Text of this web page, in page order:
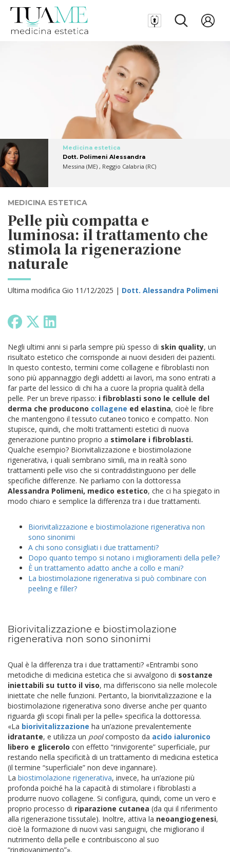
Medicina estetica
Dott. Polimeni Alessandra
Messina (ME) , Reggio Calabria (RC)
MEDICINA ESTETICA
Pelle più compatta e
luminosa: il trattamento che
stimola la rigenerazione
naturale
Ultima modifica Gio 11/12/2025 | Dott. Alessandra Polimeni
Negli ultimi anni si parla sempre più spesso di skin quality, un
risultato estetico che corrisponde ai nuovi desideri dei pazienti.
In questo contesto, termini come collagene e fibroblasti non
sono più appannaggio degli addetti ai lavori, ma sono entrati a
far parte del lessico di chi ha a cuore la propria qualità della
pelle. Per un breve ripasso: i fibroblasti sono le cellule del
derma che producono collagene ed elastina, cioè le fibre
che mantengono il tessuto cutaneo tonico e compatto. Non
stupisce, quindi, che molti trattamenti estetici di nuova
generazione puntino proprio a stimolare i fibroblasti.
Qualche esempio? Biorivitalizzazione e biostimolazione
rigenerativa, i quali sembrano simili, ma in realtà sono
trattamenti pelle viso che si contraddistinguono per delle
specifiche differenze. Ne parliamo con la dottoressa
Alessandra Polimeni, medico estetico, che ci ha spiegato in
modo chiaro e semplice la differenza tra i due trattamenti.
Biorivitalizzazione e biostimolazione rigenerativa non
sono sinonimi
A chi sono consigliati i due trattamenti?
Dopo quanto tempo si notano i miglioramenti della pelle?
È un trattamento adatto anche a collo e mani?
La biostimolazione rigenerativa si può combinare con
peeling e filler?
Biorivitalizzazione e biostimolazione
rigenerativa non sono sinonimi
Qual è la differenza tra i due trattamenti? «Entrambi sono
metodiche di medicina estetica che si avvalgono di sostanze
iniettabili su tutto il viso, ma differiscono sia nelle molecole
iniettate che nelle funzioni. Pertanto, la biorivitalizzazione e la
biostimolazione rigenerativa sono diverse anche per quanto
riguarda gli scopi finali per la pelle» specifica la dottoressa.
«La biorivitalizzazione ha un’azione prevalentemente
idratante, e utilizza un poolcomposto da acido ialuronico
libero e glicerolo con effetto “rinvigorente” superficiale, pur
restando nella specificità di un trattamento di medicina estetica
(il termine “superficiale” non deve ingannare).
La biostimolazione rigenerativa, invece, ha un’azione più
profonda poiché ha la capacità di stimolare i fibroblasti a
produrre nuovo collagene. Si configura, quindi, come un vero e
proprio processo di riparazione cutanea (da qui il riferimento
alla rigenerazione tissutale). Inoltre, attiva la neoangiogenesi,
cioè la formazione di nuovi vasi sanguigni, che migliorano il
nutrimento della pelle e contribuiscono al suo
“ringiovanimento”».